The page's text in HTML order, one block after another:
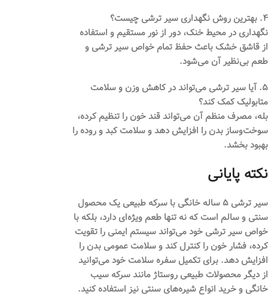
۴. بهترین روش نگهداری سیر ترشی چیست؟
نگهداری در محیط خنک، دور از نور مستقیم و استفاده
از قاشق خشک باعث حفظ تمام خواص سیر ترشی و
طعم بی‌نظیر آن می‌شود.
۵. آیا سیر ترشی می‌تواند در کاهش وزن و سلامت
متابولیک کمک کند؟
بله، مصرف منظم آن می‌تواند قند خون را تنظیم کرده،
سوخت‌وساز بدن را افزایش دهد و سلامت کبد و روده را
بهبود بخشد.
نکته پایانی
سیر ترشی ۵ ساله خانگی با سرکه طبیعی یک محصول
سنتی و سالم است که نه تنها طعم ویژه‌ای دارد، بلکه با
خواص سیر ترشی خود می‌تواند سیستم ایمنی را تقویت
کرده، فشار خون را کنترل کند و سلامت عمومی بدن را
افزایش دهد. برای تکمیل سفره سلامت خود می‌توانید
از دیگر محصولات طبیعی روستاژ مانند سرکه سیب
خانگی و خرید انواع شیره‌های سنتی نیز استفاده کنید.